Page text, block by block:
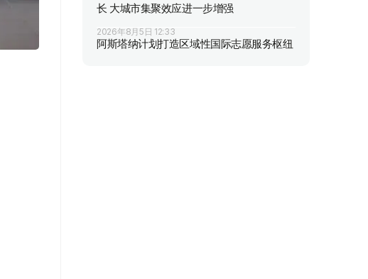
长 大城市集聚效应进一步增强
2026年8月5日 12:33
阿斯塔纳计划打造区域性国际志愿服务枢纽